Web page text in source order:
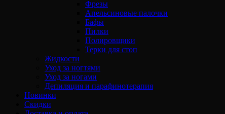
Фрезы
Апельсиновые палочки
Бафы
Пилки
Полировщики
Терки для стоп
Жидкости
Уход за ногтями
Уход за ногами
Депиляция и парафинотерапия
Новинки
Скидки